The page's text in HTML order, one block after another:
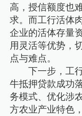
高，授信额度也
求。而工行活体
企业的活体存量
用灵活等优势，
点与难点。
下一步，工
牛抵押贷款成功
务模式、优化涉
方农业产业特色